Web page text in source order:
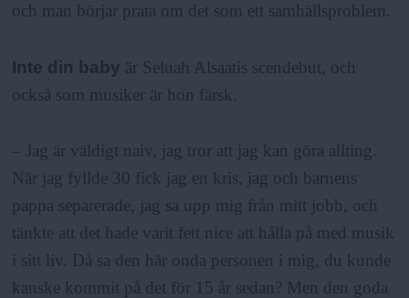
och man börjar prata om det som ett samhällsproblem.
Inte din baby är Seluah Alsaatis scendebut, och
också som musiker är hon färsk.
– Jag är väldigt naiv, jag tror att jag kan göra allting.
När jag fyllde 30 fick jag en kris, jag och barnens
pappa separerade, jag sa upp mig från mitt jobb, och
tänkte att det hade varit fett nice att hålla på med musik
i sitt liv. Då sa den här onda personen i mig, du kunde
kanske kommit på det för 15 år sedan? Men den goda